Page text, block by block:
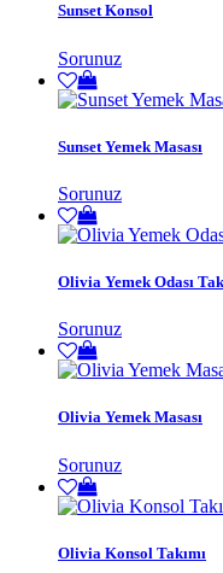
Sunset Konsol
Sorunuz
Sunset Yemek Masası
Sorunuz
Olivia Yemek Odası
Sorunuz
Olivia Yemek Masası
Sorunuz
Olivia Konsol Takımı